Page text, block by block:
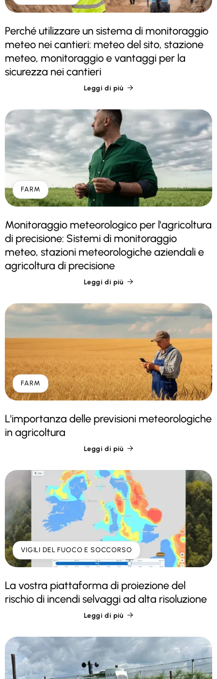
Perché utilizzare un sistema di monitoraggio
meteo nei cantieri: meteo del sito, stazione
meteo, monitoraggio e vantaggi per la
sicurezza nei cantieri
Leggi di più 
FARM
Monitoraggio meteorologico per l'agricoltura
di precisione: Sistemi di monitoraggio
meteo, stazioni meteorologiche aziendali e
agricoltura di precisione
Leggi di più 
FARM
L'importanza delle previsioni meteorologiche
in agricoltura
Leggi di più 
VIGILI DEL FUOCO E SOCCORSO
La vostra piattaforma di proiezione del
rischio di incendi selvaggi ad alta risoluzione
Leggi di più 